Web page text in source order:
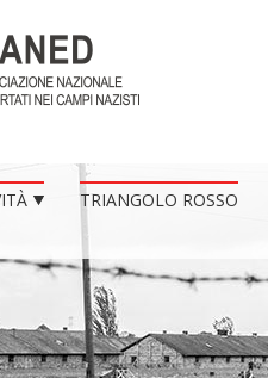
TRIANGOLO ROSSO